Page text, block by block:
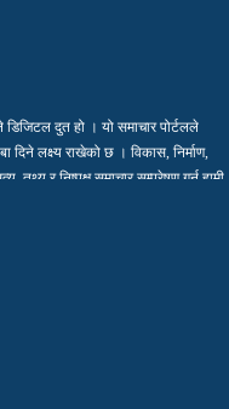
डिजिटल दुत हो । यो समाचार पोर्टलले
दिने लक्ष्य राखेको छ । विकास, निर्माण,
तथ्य र निष्पक्ष समाचार सम्प्रेषण गर्न हामी